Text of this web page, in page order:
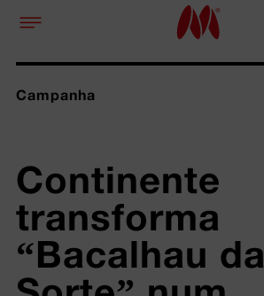
Campanha
Continente
transforma
“Bacalhau da